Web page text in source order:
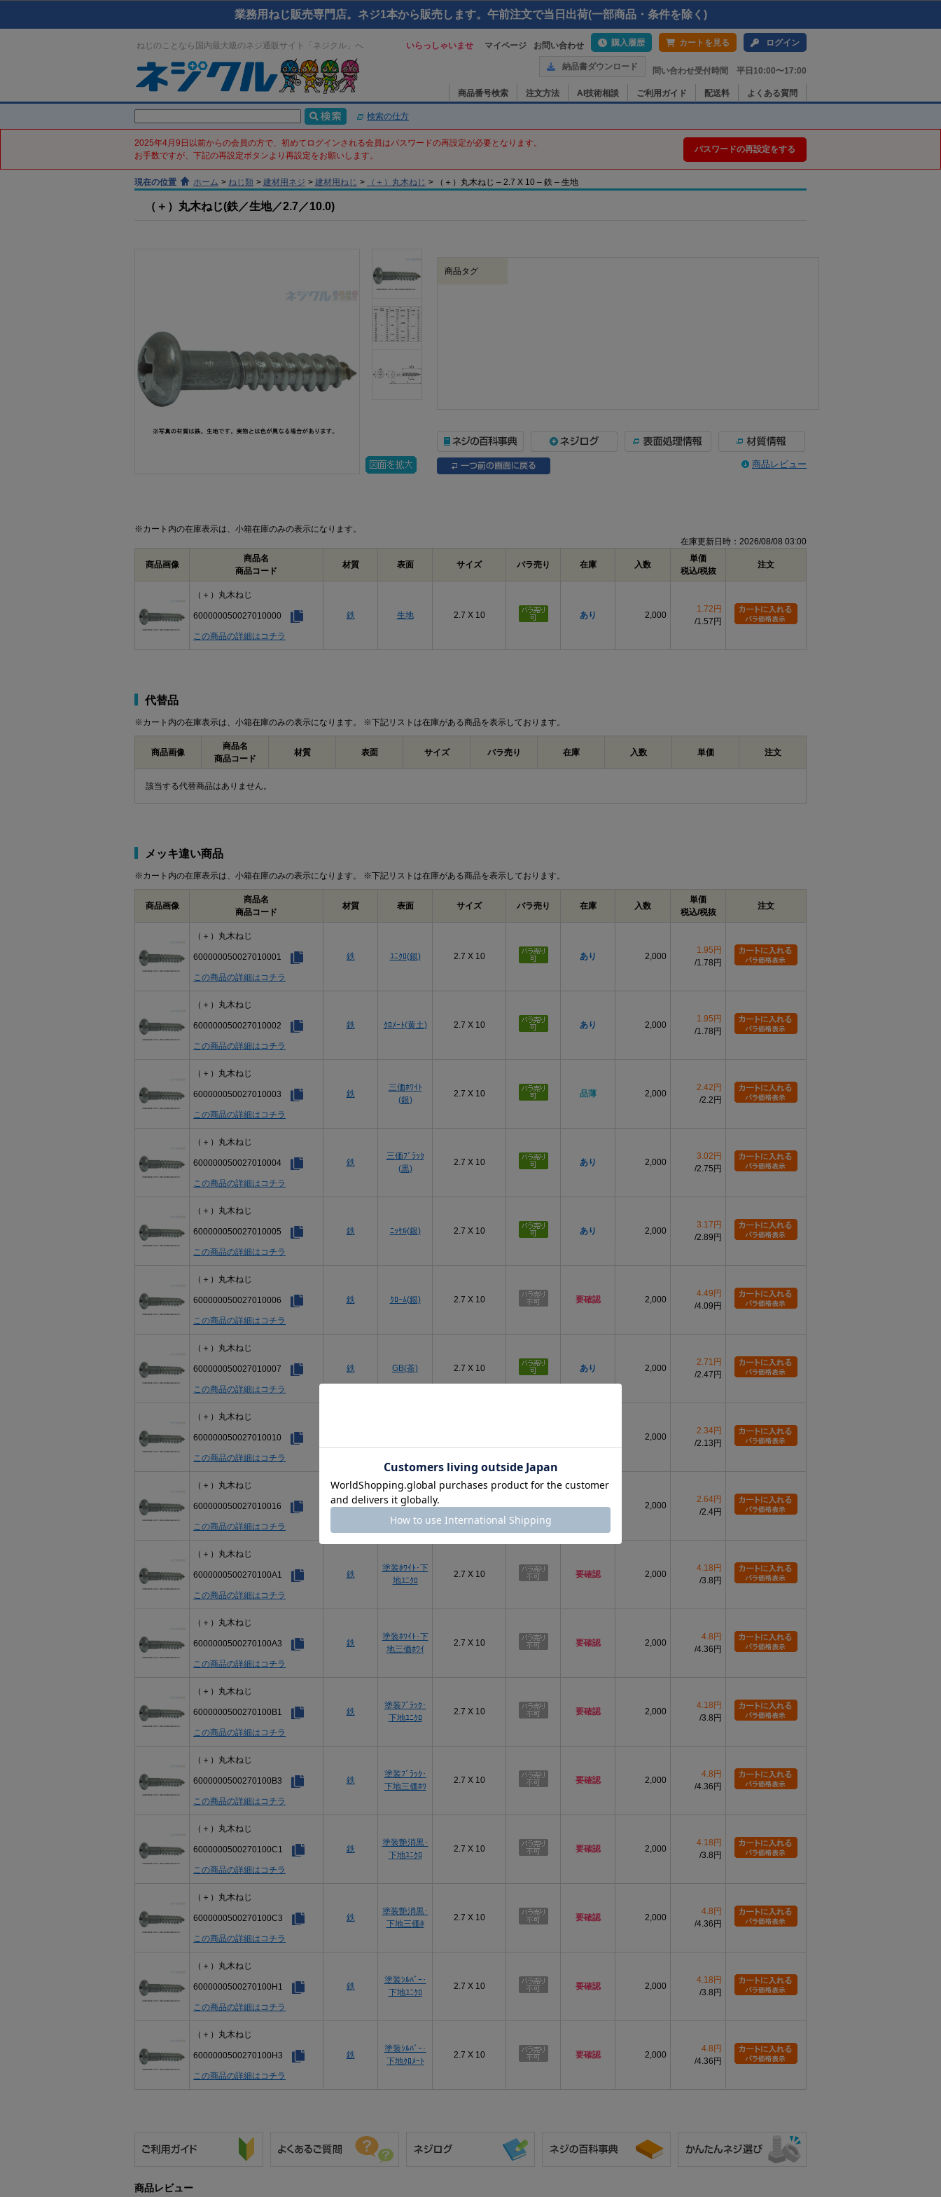
業務用ねじ販売専門店。ネジ1本から販売します。午前注文で当日出荷(一部商品・条件を除く)
ねじのことなら国内最大級のネジ通販サイト「ネジクル」へ いらっしゃいませ マイページ お問い合わせ 購入履歴 カートを見る ログイン
納品書ダウンロード 問い合わせ受付時間 平日10:00〜17:00
商品番号検索 注文方法 AI技術相談 ご利用ガイド 配送料 よくある質問
検索の仕方
2025年4月9日以前からの会員の方で、初めてログインされる会員はパスワードの再設定が必要となります。
お手数ですが、下記の再設定ボタンより再設定をお願いします。
パスワードの再設定をする
現在の位置 ホーム > ねじ類 > 建材用ネジ > 建材用ねじ > （＋）丸木ねじ > （＋）丸木ねじ – 2.7 X 10 – 鉄 – 生地
（＋）丸木ねじ(鉄／生地／2.7／10.0)
商品タグ
商品レビュー
※カート内の在庫表示は、小箱在庫のみの表示になります。
在庫更新日時：2026/08/08 03:00
商品画像
商品名
商品コード
材質 表面 サイズ バラ売り 在庫 入数
単価
税込/税抜
注文
（＋）丸木ねじ
600000050027010000
この商品の詳細はコチラ
鉄 生地 2.7 X 10 あり 2,000
1.72円
1.57円
代替品
※カート内の在庫表示は、小箱在庫のみの表示になります。 ※下記リストは在庫がある商品を表示しております。
商品画像
商品名
商品コード
材質 表面 サイズ バラ売り 在庫 入数 単価 注文
該当する代替商品はありません。
メッキ違い商品
※カート内の在庫表示は、小箱在庫のみの表示になります。 ※下記リストは在庫がある商品を表示しております。
商品画像
商品名
商品コード
材質 表面 サイズ バラ売り 在庫 入数
単価
税込/税抜
注文
（＋）丸木ねじ
600000050027010001
この商品の詳細はコチラ
鉄 ﾕﾆｸﾛ(銀) 2.7 X 10 あり 2,000
1.95円
1.78円
（＋）丸木ねじ
600000050027010002
この商品の詳細はコチラ
鉄 ｸﾛﾒｰﾄ(黄土) 2.7 X 10 あり 2,000
1.95円
1.78円
（＋）丸木ねじ
600000050027010003
この商品の詳細はコチラ
鉄
三価ﾎﾜｲﾄ
(銀)
2.7 X 10 品薄 2,000
2.42円
2.2円
（＋）丸木ねじ
600000050027010004
この商品の詳細はコチラ
鉄
三価ﾌﾞﾗｯｸ
(黒)
2.7 X 10 あり 2,000
3.02円
2.75円
（＋）丸木ねじ
600000050027010005
この商品の詳細はコチラ
鉄 ﾆｯｹﾙ(銀) 2.7 X 10 あり 2,000
3.17円
2.89円
（＋）丸木ねじ
600000050027010006
この商品の詳細はコチラ
鉄 ｸﾛｰﾑ(銀) 2.7 X 10 要確認 2,000
4.49円
4.09円
（＋）丸木ねじ
600000050027010007
この商品の詳細はコチラ
鉄 GB(茶) 2.7 X 10 あり 2,000
2.71円
2.47円
（＋）丸木ねじ
600000050027010010
この商品の詳細はコチラ
2,000
2.34円
2.13円
（＋）丸木ねじ
600000050027010016
この商品の詳細はコチラ
鉄 BSﾒｯｷ(黄土) 2.7 X 10 あり 2,000
2.64円
2.4円
（＋）丸木ねじ
6000000500270100A1
この商品の詳細はコチラ
鉄
塗装ﾎﾜｲﾄ･下
地ﾕﾆｸﾛ
2.7 X 10 要確認 2,000
4.18円
3.8円
（＋）丸木ねじ
6000000500270100A3
この商品の詳細はコチラ
鉄
塗装ﾎﾜｲﾄ･下
地三価ﾎﾜｲ
2.7 X 10 要確認 2,000
4.8円
4.36円
（＋）丸木ねじ
6000000500270100B1
この商品の詳細はコチラ
鉄
塗装ﾌﾞﾗｯｸ･
下地ﾕﾆｸﾛ
2.7 X 10 要確認 2,000
4.18円
3.8円
（＋）丸木ねじ
6000000500270100B3
この商品の詳細はコチラ
鉄
塗装ﾌﾞﾗｯｸ･
下地三価ﾎﾜ
2.7 X 10 要確認 2,000
4.8円
4.36円
（＋）丸木ねじ
6000000500270100C1
この商品の詳細はコチラ
鉄
塗装艶消黒･
下地ﾕﾆｸﾛ
2.7 X 10 要確認 2,000
4.18円
3.8円
（＋）丸木ねじ
6000000500270100C3
この商品の詳細はコチラ
鉄
塗装艶消黒･
下地三価ﾎ
2.7 X 10 要確認 2,000
4.8円
4.36円
（＋）丸木ねじ
6000000500270100H1
この商品の詳細はコチラ
鉄
塗装ｼﾙﾊﾞｰ･
下地ﾕﾆｸﾛ
2.7 X 10 要確認 2,000
4.18円
3.8円
（＋）丸木ねじ
6000000500270100H3
この商品の詳細はコチラ
鉄
塗装ｼﾙﾊﾞｰ･
下地ｸﾛﾒｰﾄ
2.7 X 10 要確認 2,000
4.8円
4.36円
商品レビュー